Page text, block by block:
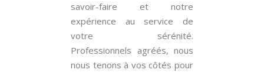
savoir-faire et notre
expérience au service de
votre sérénité.
Professionnels agréés, nous
nous tenons à vos côtés pour